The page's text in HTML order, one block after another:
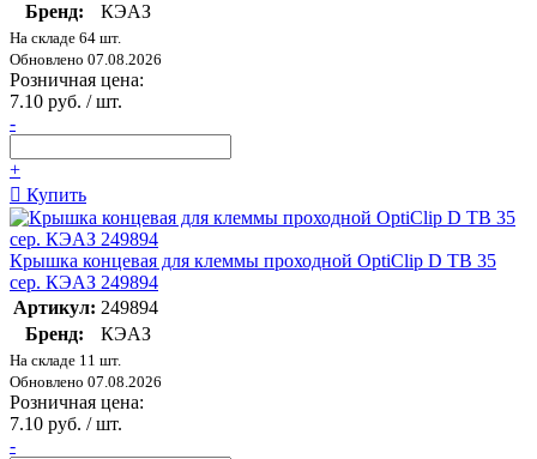
Бренд:
КЭАЗ
На складе 64 шт.
Обновлено 07.08.2026
Розничная цена:
7.10 руб. / шт.
-
+
Купить
Крышка концевая для клеммы проходной OptiClip D TB 35
сер. КЭАЗ 249894
Артикул: 249894
Бренд:
КЭАЗ
На складе 11 шт.
Обновлено 07.08.2026
Розничная цена:
7.10 руб. / шт.
-